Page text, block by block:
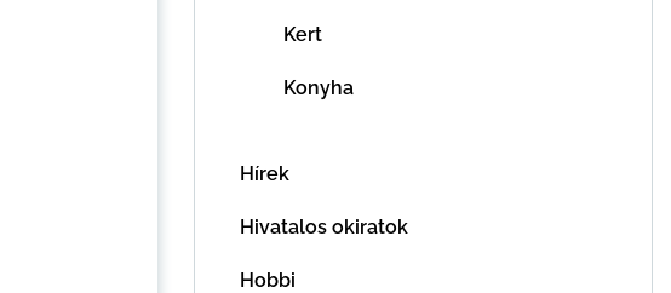
Kert
Konyha
Hírek
Hivatalos okiratok
Hobbi